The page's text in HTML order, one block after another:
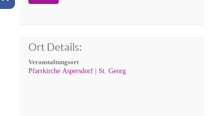
Ort Details:
Veranstaltungsort
Pfarrkirche Aspersdorf | St. Georg